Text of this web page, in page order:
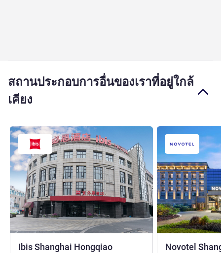
สถานประกอบการอื่นของเราที่อยู่ใกล้
เคียง
Ibis Shanghai Hongqiao
Novotel